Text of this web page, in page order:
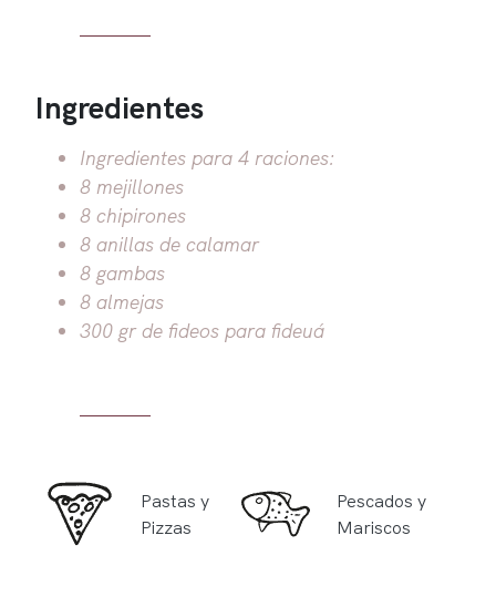
Ingredientes
Ingredientes para 4 raciones:
8 mejillones
8 chipirones
8 anillas de calamar
8 gambas
8 almejas
300 gr de fideos para fideuá
Pastas y
Pizzas
Pescados y
Mariscos